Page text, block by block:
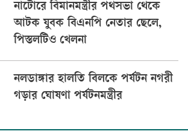
নাটোরে বিমানমন্ত্রীর পথসভা থেকে
আটক যুবক বিএনপি নেতার ছেলে,
পিস্তলটিও খেলনা
নলডাঙ্গার হালতি বিলকে পর্যটন নগরী
গড়ার ঘোষণা পর্যটনমন্ত্রীর